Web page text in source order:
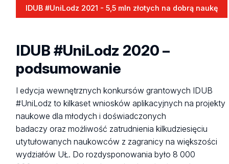
IDUB #UniLodz 2021 - 5,5 mln złotych na dobrą naukę
IDUB #UniLodz 2020 –
podsumowanie
I edycja wewnętrznych konkursów grantowych IDUB
#UniLodz to kilkaset wniosków aplikacyjnych na projekty
naukowe dla młodych i doświadczonych
badaczy oraz możliwość zatrudnienia kilkudziesięciu
utytułowanych naukowców z zagranicy na większości
wydziałów UŁ. Do rozdysponowania było 8 000